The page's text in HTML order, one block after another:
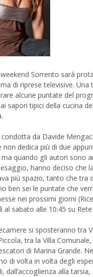
weekend Sorrento sarà
di riprese televisive. Una
alcune puntate del
sapori tipici della cucina
da Davide
non dedica più di due
quando gli autori sono
hanno deciso che
più spazio, tanto che tra
ben sei le puntate che
nei prossimi giorni
al sabato alle 10:45 su Rete
si sposteranno tra
tra la Villa
di Marina Grande.
di volta in volta degli
dall’accoglienza alla